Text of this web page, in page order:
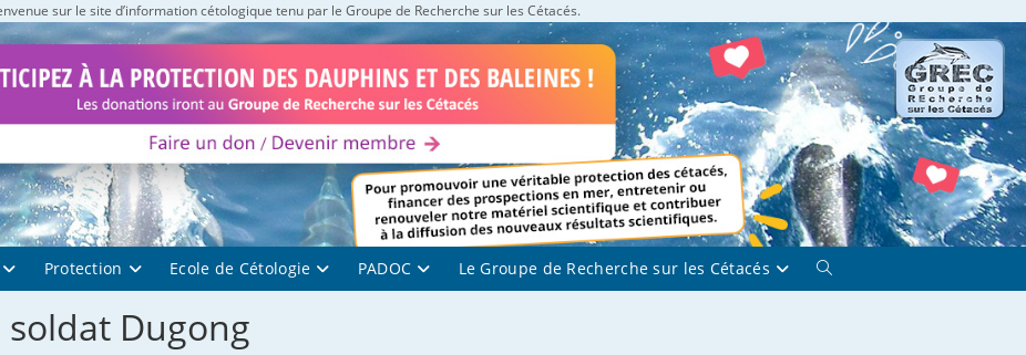
sur le site d’information cétologique tenu par le Groupe de Recherche sur les Cétacés.
Protection Ecole de Cétologie PADOC Le Groupe de Recherche sur les Cétacés Toggle
Dugong